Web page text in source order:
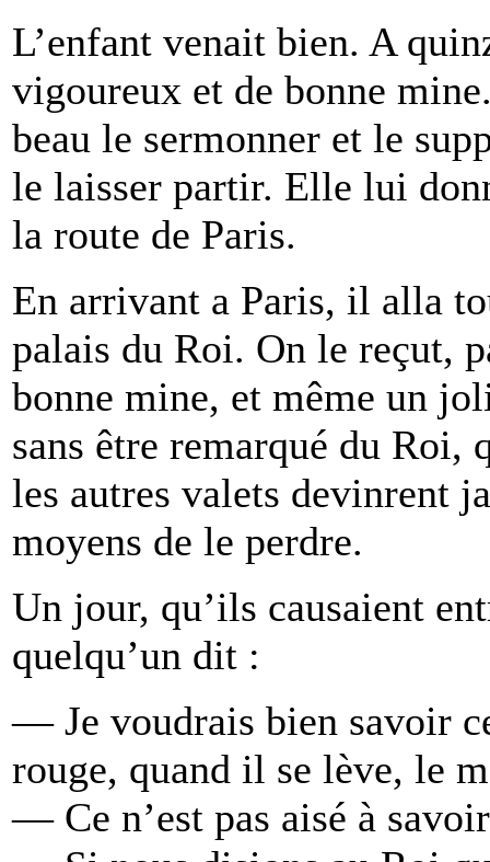
L’enfant venait bien. A
vigoureux et de bonne
beau le sermonner et le
le laisser partir. Elle lui
la route de Paris.
En arrivant a Paris, il alla
palais du Roi. On le reçut,
bonne mine, et même un
sans être remarqué du
les autres valets devinrent
moyens de le perdre.
Un jour, qu’ils causaient
quelqu’un dit :
— Je voudrais bien savoir
rouge, quand il se lève, le
— Ce n’est pas aisé à